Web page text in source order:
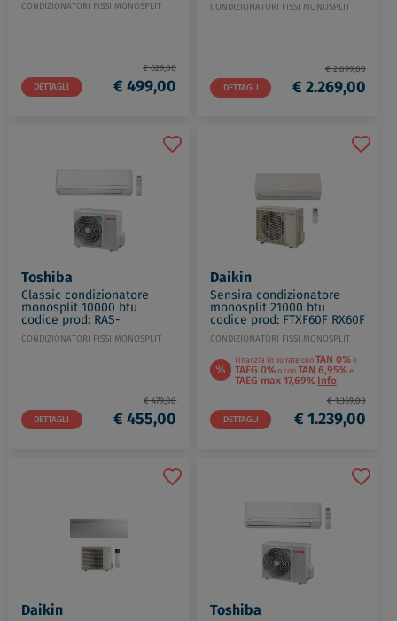
CONDIZIONATORI FISSI MONOSPLIT
DETTAGLI
€ 629,00
€ 499,00
CONDIZIONATORI FISSI MONOSPLIT
DETTAGLI
€ 2.899,00
€ 2.269,00
Toshiba
Classic condizionatore
monosplit 10000 btu
codice prod: RAS-
B10B2KVG-E RAS-10B2AVG-
ECONDIZIONATORI FISSI MONOSPLIT
DETTAGLI
€ 479,00
€ 455,00
Daikin
Sensira condizionatore
monosplit 21000 btu
codice prod: FTXF60F RX60F
CONDIZIONATORI FISSI MONOSPLIT
% Finanzia in 10 rate conTAN 0%e
TAEG 0%o conTAN 6,95%e
TAEG max 17,69%Info
DETTAGLI
€ 1.369,00
€ 1.239,00
Daikin Toshiba